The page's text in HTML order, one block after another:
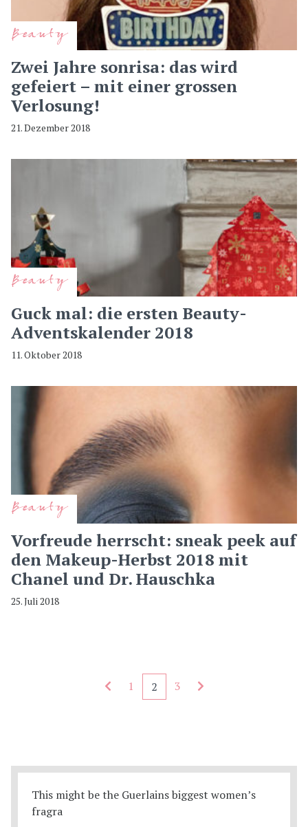
Beauty
Zwei Jahre sonrisa: das wird
gefeiert – mit einer grossen
Verlosung!
21. Dezember 2018
Beauty
Guck mal: die ersten Beauty-
Adventskalender 2018
11. Oktober 2018
Beauty
Vorfreude herrscht: sneak peek auf
den Makeup-Herbst 2018 mit
Chanel und Dr. Hauschka
25. Juli 2018
Seitennummerierung - rückwärts
1 2 3
This might be the Guerlains biggest women’s
fragra